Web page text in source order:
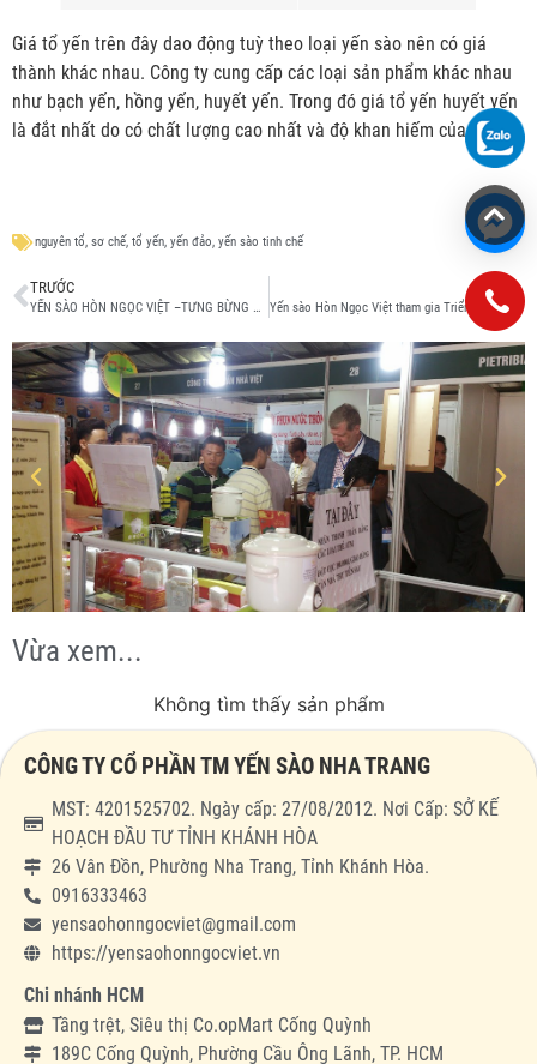
Giá tổ yến trên đây dao động tuỳ theo loại yến sào nên có giá
thành khác nhau. Công ty cung cấp các loại sản phẩm khác nhau
như bạch yến, hồng yến, huyết yến. Trong đó giá tổ yến huyết yến
là đắt nhất do có chất lượng cao nhất và độ khan hiếm của nó.
nguyên tổ, sơ chế, tổ yến, yến đảo, yến sào tinh chế
TRƯỚC
YẾN SÀO HÒN NGỌC VIỆT –TƯNG BỪNG THAM GIA HỘI CHỢ THƯƠNG MẠI QUỐC TẾ VIỆT NAM LẦN THỨ 25 (VIETNAM EXPO 2015)
SAU
Yến sào Hòn Ngọc Việt tham gia Triển Lãm VN FOODEX 2022
Vừa xem...
Không tìm thấy sản phẩm
CÔNG TY CỔ PHẦN TM YẾN SÀO NHA TRANG
MST: 4201525702. Ngày cấp: 27/08/2012. Nơi Cấp: SỞ KẾ
HOẠCH ĐẦU TƯ TỈNH KHÁNH HÒA
26 Vân Đồn, Phường Nha Trang, Tỉnh Khánh Hòa.
0916333463
yensaohonngocviet@gmail.com
https://yensaohonngocviet.vn
Chi nhánh HCM
Tầng trệt, Siêu thị Co.opMart Cống Quỳnh
189C Cống Quỳnh, Phường Cầu Ông Lãnh, TP. HCM